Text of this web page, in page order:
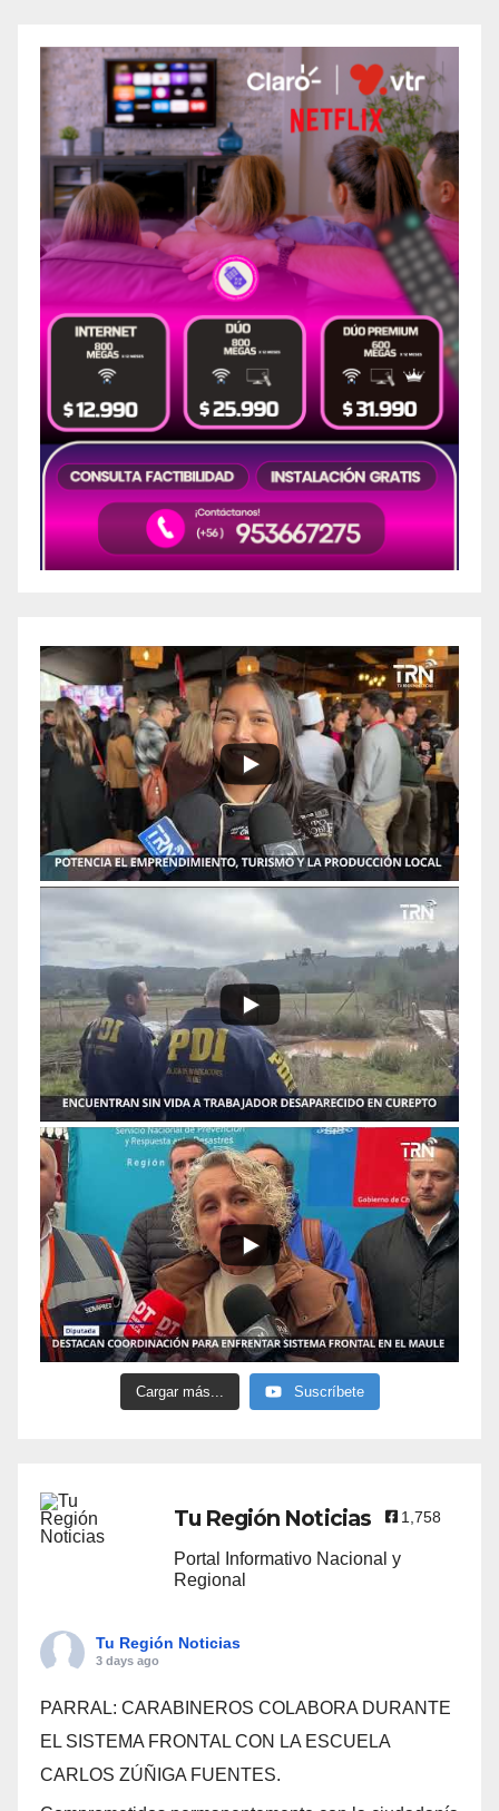
Cargar más... Suscríbete
Tu Región Noticias 1,758
Portal Informativo Nacional y
Regional
Tu Región Noticias
3 days ago
PARRAL: CARABINEROS COLABORA DURANTE
EL SISTEMA FRONTAL CON LA ESCUELA
CARLOS ZÚÑIGA FUENTES.